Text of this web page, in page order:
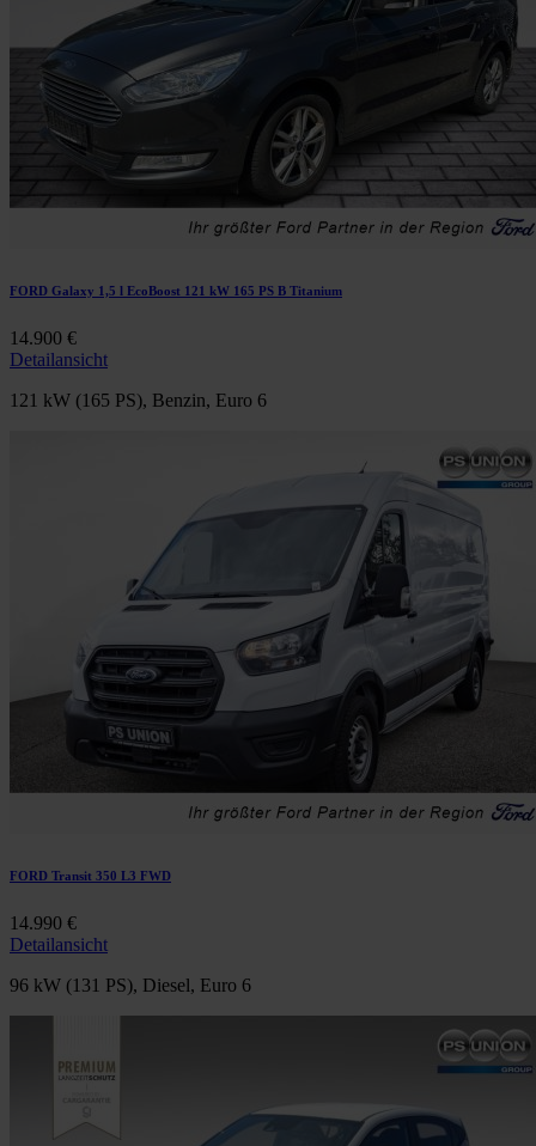
FORD Galaxy 1,5 l EcoBoost 121 kW 165 PS B Titanium
14.900 €
Detailansicht
121 kW (165 PS), Benzin, Euro 6
FORD Transit 350 L3 FWD
14.990 €
Detailansicht
96 kW (131 PS), Diesel, Euro 6